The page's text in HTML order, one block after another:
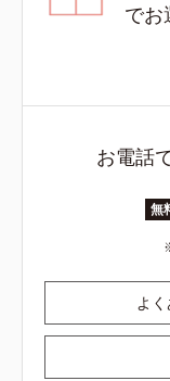
でお
お電話
無
よ